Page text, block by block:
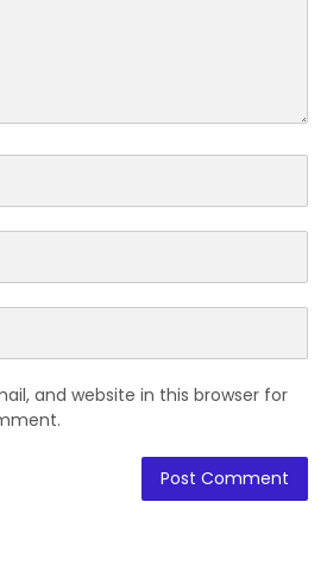
and website in this browser for